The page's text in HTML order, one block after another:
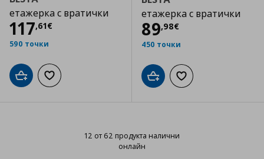
етажерка с вратички
117,61€
Цена
590 точки
Добави в кошницата
Добави към списъка с любими
етажерка с вратички
89,98€
Цена
450 точки
Добави в кошницата
Добави към
12 от 62 продукта налични
онлайн
12 от 62 продукта налични